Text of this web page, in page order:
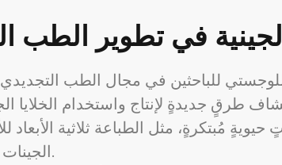
في تطوير الطب
للباحثين في مجال الطب
مُبتكرةٍ، مثل الطباعة ثلاثية الأبعاد
الجينات لتحسين وظائف الخلايا الجذعية.